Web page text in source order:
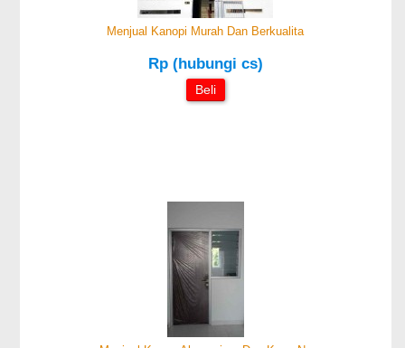
Menjual Kanopi Murah Dan Berkualita
Rp (hubungi cs)
Beli